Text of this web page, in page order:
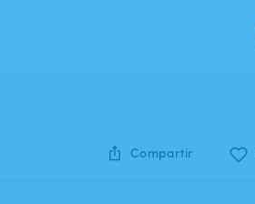
Compartir